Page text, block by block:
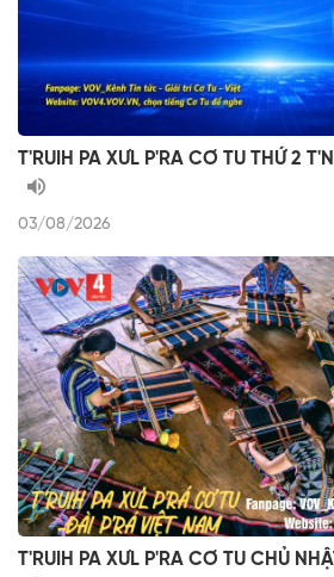
T'RUIH PA XƯL P'RA CƠ TU THỨ 2
03/08/2026
T'RUIH PA XƯL P'RA CƠ TU CHỦ